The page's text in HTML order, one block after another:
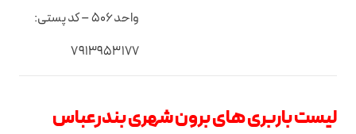
واحد ۵۰۶ – کد پستی:
۷۹۱۳۹۵۳۱۷۷
لیست باربری های برون شهری بندرعباس